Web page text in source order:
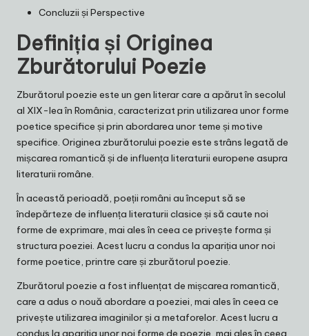
Concluzii și Perspective
Definiția și Originea
Zburătorului Poezie
Zburătorul poezie este un gen literar care a apărut în secolul
al XIX-lea în România, caracterizat prin utilizarea unor forme
poetice specifice și prin abordarea unor teme și motive
specifice. Originea zburătorului poezie este strâns legată de
mișcarea romantică și de influența literaturii europene asupra
literaturii române.
În această perioadă, poeții români au început să se
îndepărteze de influența literaturii clasice și să caute noi
forme de exprimare, mai ales în ceea ce privește forma și
structura poeziei. Acest lucru a condus la apariția unor noi
forme poetice, printre care și zburătorul poezie.
Zburătorul poezie a fost influențat de mișcarea romantică,
care a adus o nouă abordare a poeziei, mai ales în ceea ce
privește utilizarea imaginilor și a metaforelor. Acest lucru a
condus la apariția unor noi forme de poezie, mai ales în ceea